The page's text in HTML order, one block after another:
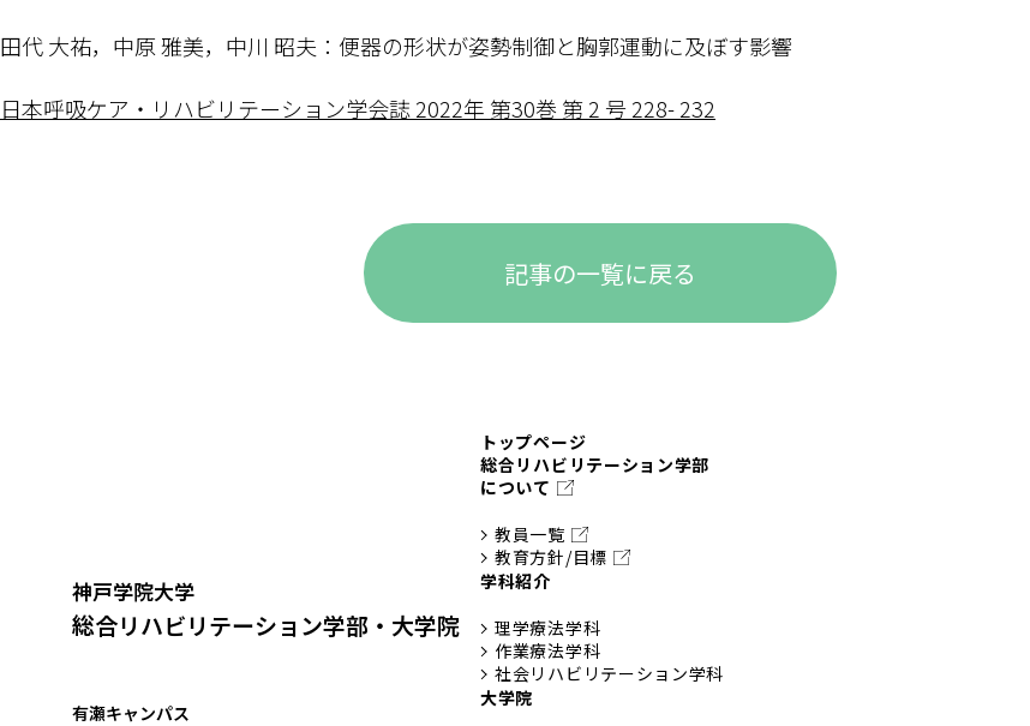
田代 大祐，中原 雅美，中川 昭夫：便器の形状が姿勢制御と胸郭運動に及ぼす影響
日本呼吸ケア・リハビリテーション学会誌 2022年 第30巻 第 2 号 228- 232
記事の一覧に戻る
神戸学院大学
総合リハビリテーション学部・大学院
有瀬キャンパス
トップページ
総合リハビリテーション学部
について
教員一覧
教育方針/目標
学科紹介
理学療法学科
作業療法学科
社会リハビリテーション学科
大学院